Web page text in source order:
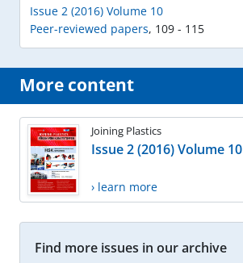
Issue 2 (2016) Volume 10
Peer-reviewed papers, 109 - 115
More content
Joining Plastics
Issue 2 (2016) Volume 10
› learn more
Find more issues in our archive